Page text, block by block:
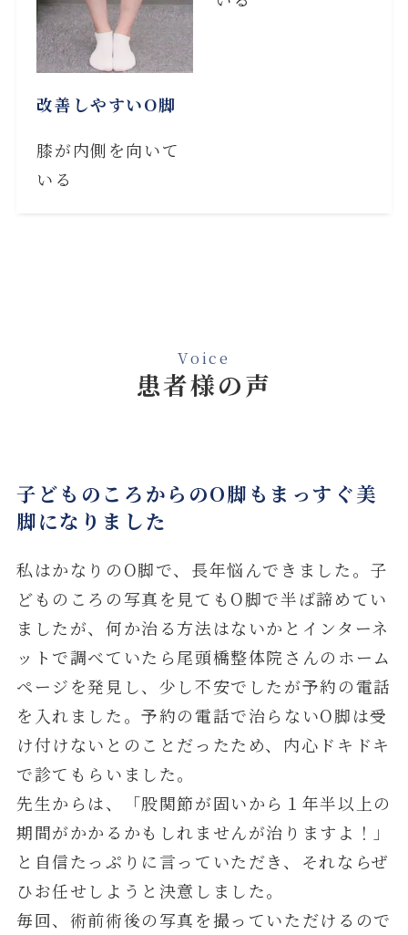
改善しやすいO脚
膝が内側を向いて
いる
Voice
患者様の声
子どものころからのO脚もまっすぐ美
脚になりました
私はかなりのO脚で、長年悩んできました。子
どものころの写真を見てもO脚で半ば諦めてい
ましたが、何か治る方法はないかとインターネ
ットで調べていたら尾頭橋整体院さんのホーム
ページを発見し、少し不安でしたが予約の電話
を入れました。予約の電話で治らないO脚は受
け付けないとのことだったため、内心ドキドキ
で診てもらいました。
先生からは、「股関節が固いから１年半以上の
期間がかかるかもしれませんが治りますよ！」
と自信たっぷりに言っていただき、それならぜ
ひお任せしようと決意しました。
毎回、術前術後の写真を撮っていただけるので